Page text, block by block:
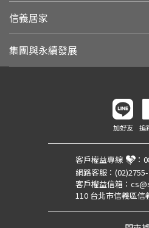
信義居家
集團與永續發展
加好友 追
客戶權益專線 ：
網路客服：
客戶權益信箱：
110 台北市信義區信